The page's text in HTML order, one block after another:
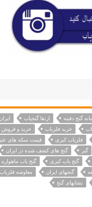
گنج دفینه ارتقا گنجیاب
خرید فلزیاب خرید و فروش
فلزیاب کبری قیمت سکه های
گبر گنج های کشف شده در ایران
گنج یاب کبری گنج یاب ماهواره
گنجهای ایران معاوضه
نشانهای گنج